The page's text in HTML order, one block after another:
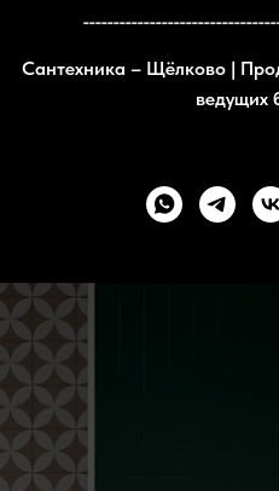
Сантехника – Щёлково |
ведущих